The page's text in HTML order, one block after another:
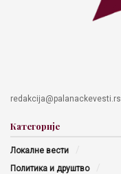
redakcija@palanackevesti.rs
Категорије
Локалне вести
Политика и друштво